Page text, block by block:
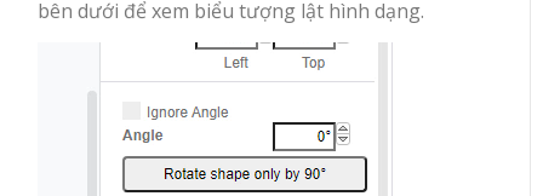
bên dưới để xem biểu tượng lật hình dạng.